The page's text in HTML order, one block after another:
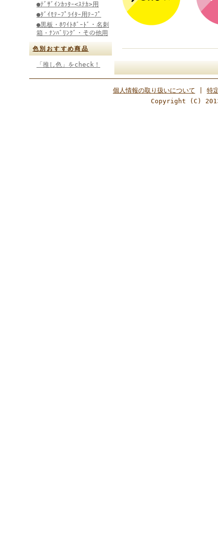
●ﾃﾞｻﾞｲﾝｶｯﾀｰ<ｽﾃｶ>用
●ﾀﾞｲﾓﾃｰﾌﾟﾗｲﾀｰ用ﾃｰﾌﾟ
●黒板・ﾎﾜｲﾄﾎﾞｰﾄﾞ・名刺
箱・ﾅﾝﾊﾞﾘﾝｸﾞ・その他用
色別おすすめ商品
「推し色」をcheck！
個人情報の取り扱いについて
特
Copyright (C) 2013